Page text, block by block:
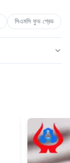
সিএমসি ফুড গ্রেড
100%
0
0
0
0